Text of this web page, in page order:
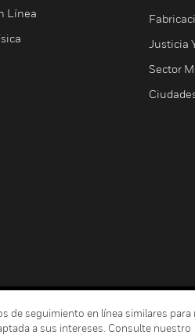
Línea
Justicia
Sector
Honeywell International Inc.
de seguimiento en línea similares
a sus intereses. Consulte nuestro